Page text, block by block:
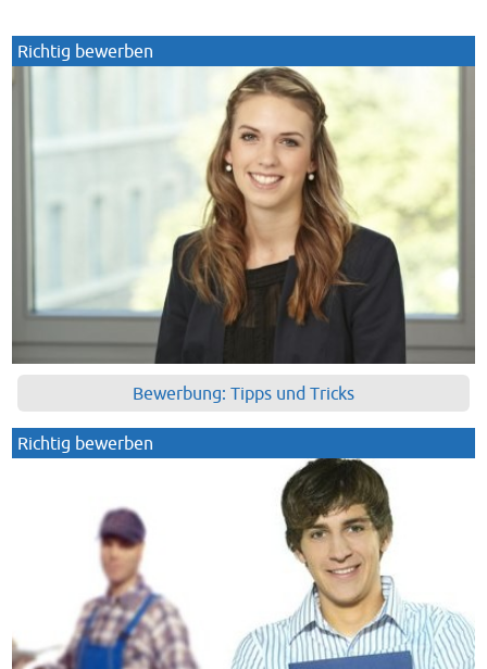
Richtig bewerben
Bewerbung: Tipps und Tricks
Richtig bewerben